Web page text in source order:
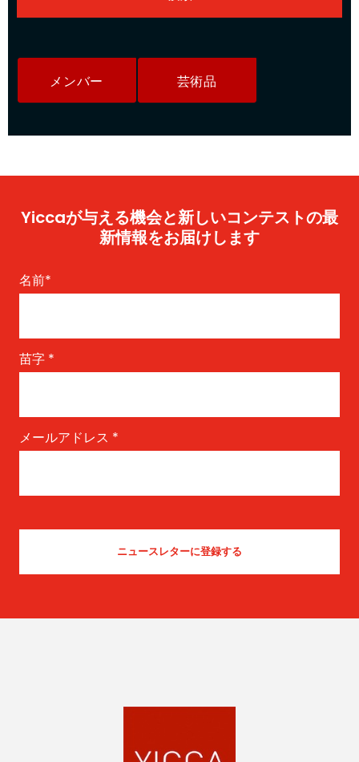
メンバー 芸術品
Yiccaが与える機会と新しいコンテストの最
新情報をお届けします
名前*
苗字 *
メールアドレス *